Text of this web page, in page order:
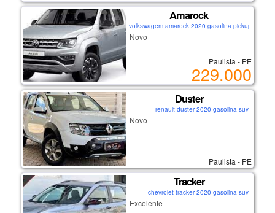
Amarock
volkswagem amarock 2020 gasolina pickup
Novo
Paulista - PE
229.000
Duster
renault duster 2020 gasolina suv
Novo
Paulista - PE
Tracker
chevrolet tracker 2020 gasolina suv
Excelente